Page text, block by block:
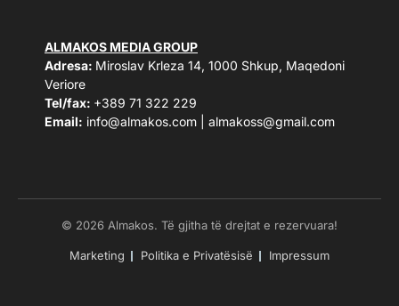
ALMAKOS MEDIA GROUP
Adresa: Miroslav Krleza 14, 1000 Shkup, Maqedoni
Veriore
Tel/fax: +389 71 322 229
Email: info@almakos.com almakoss@gmail.com
© 2026 Almakos. Të gjitha të drejtat e rezervuara!
Marketing Politika e Privatësisë Impressum